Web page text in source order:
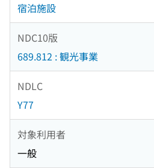
宿泊施設
NDC10版
689.812 : 観光事業
NDLC
Y77
対象利用者
一般